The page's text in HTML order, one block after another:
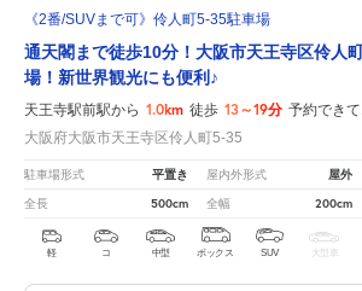
《2番/SUVまで可》伶人町5-35駐車場
通天閣まで徒歩10分！大阪市天王寺区伶人
場！新世界観光にも便利♪
天王寺駅前駅から 1.0km 徒歩 13～19分 予約できて
大阪府大阪市天王寺区伶人町5-35
駐車場形式 平置き 屋内外形式 屋外
全長 500cm 全幅 200cm
軽 コ 中型 ボックス SUV 大型車